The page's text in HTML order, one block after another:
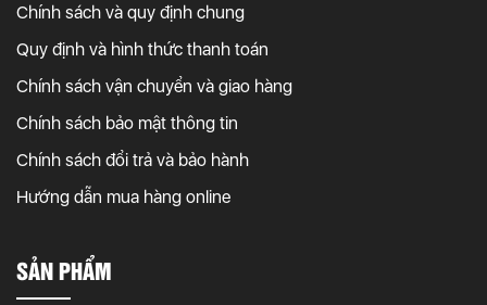
Chính sách và quy định chung
Quy định và hình thức thanh toán
Chính sách vận chuyển và giao hàng
Chính sách bảo mật thông tin
Chính sách đổi trả và bảo hành
Hướng dẫn mua hàng online
SẢN PHẨM